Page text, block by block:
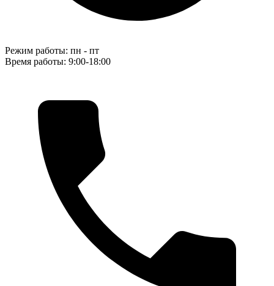
Режим работы: пн - пт
Время работы: 9:00-18:00